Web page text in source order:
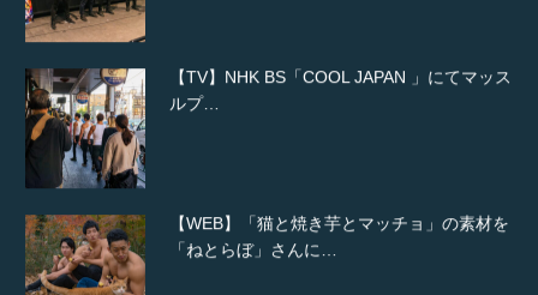
【TV】NHK BS「COOL JAPAN 」にてマッス
ルプ…
【WEB】「猫と焼き芋とマッチョ」の素材を
「ねとらぼ」さんに…